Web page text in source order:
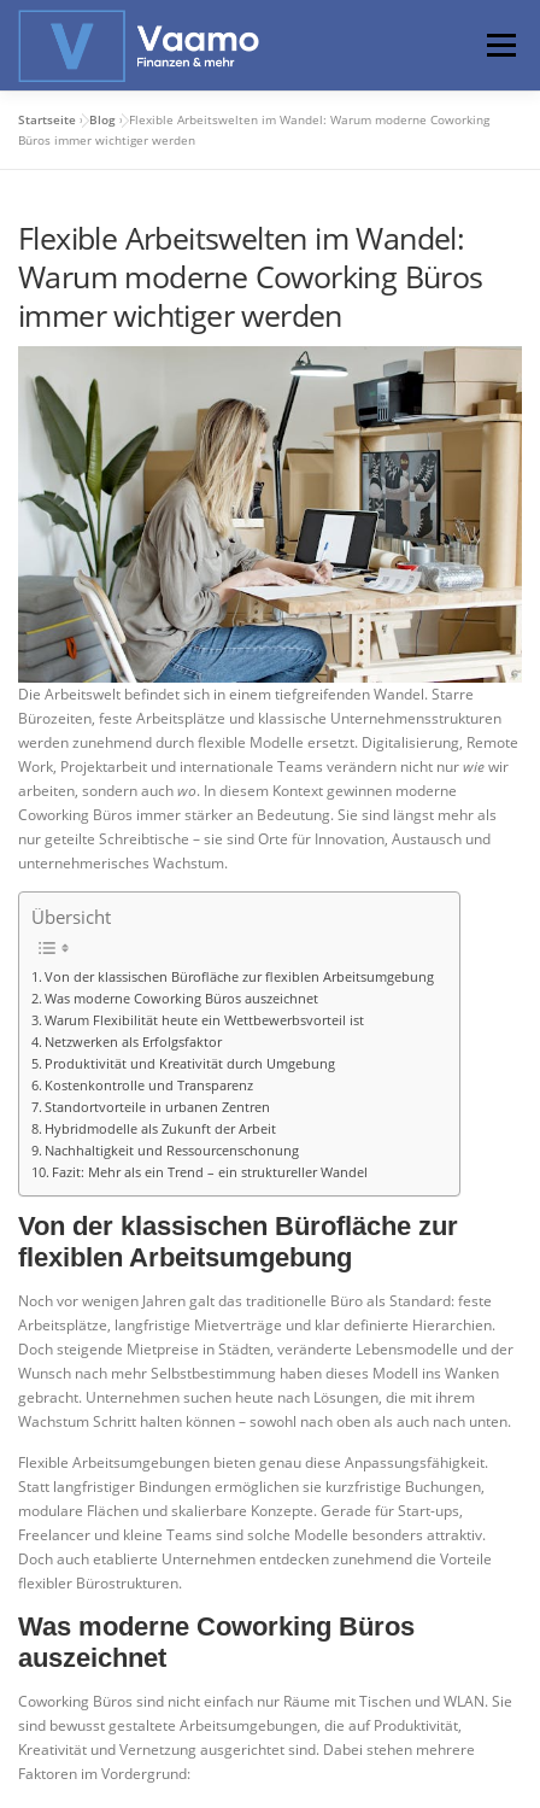
Zum
Menü
ABOUT ONLINE-RECHNER
PROFIWISSEN ALTERSVORSORGE
PRIVATIER WERDEN
Startseite »Blog »Flexible Arbeitswelten im Wandel: Warum moderne Coworking
Büros immer wichtiger werden
Flexible Arbeitswelten im Wandel:
Warum moderne Coworking Büros
immer wichtiger werden
Die Arbeitswelt befindet sich in einem tiefgreifenden Wandel. Starre
Bürozeiten, feste Arbeitsplätze und klassische Unternehmensstrukturen
werden zunehmend durch flexible Modelle ersetzt. Digitalisierung, Remote
Work, Projektarbeit und internationale Teams verändern nicht nurwiewir
arbeiten, sondern auchwo. In diesem Kontext gewinnen moderne
Coworking Büros immer stärker an Bedeutung. Sie sind längst mehr als
nur geteilte Schreibtische – sie sind Orte für Innovation, Austausch und
unternehmerisches Wachstum.
Übersicht
Von der klassischen Bürofläche zur flexiblen Arbeitsumgebung
Was moderne Coworking Büros auszeichnet
Warum Flexibilität heute ein Wettbewerbsvorteil ist
Netzwerken als Erfolgsfaktor
Produktivität und Kreativität durch Umgebung
Kostenkontrolle und Transparenz
Standortvorteile in urbanen Zentren
Hybridmodelle als Zukunft der Arbeit
Nachhaltigkeit und Ressourcenschonung
Fazit: Mehr als ein Trend – ein struktureller Wandel
Von der klassischen Bürofläche zur
flexiblen Arbeitsumgebung
Noch vor wenigen Jahren galt das traditionelle Büro als Standard: feste
Arbeitsplätze, langfristige Mietverträge und klar definierte Hierarchien.
Doch steigende Mietpreise in Städten, veränderte Lebensmodelle und der
Wunsch nach mehr Selbstbestimmung haben dieses Modell ins Wanken
gebracht. Unternehmen suchen heute nach Lösungen, die mit ihrem
Wachstum Schritt halten können – sowohl nach oben als auch nach unten.
Flexible Arbeitsumgebungen bieten genau diese Anpassungsfähigkeit.
Statt langfristiger Bindungen ermöglichen sie kurzfristige Buchungen,
modulare Flächen und skalierbare Konzepte. Gerade für Start-ups,
Freelancer und kleine Teams sind solche Modelle besonders attraktiv.
Doch auch etablierte Unternehmen entdecken zunehmend die Vorteile
flexibler Bürostrukturen.
Was moderne Coworking Büros
auszeichnet
Coworking Büros sind nicht einfach nur Räume mit Tischen und WLAN. Sie
sind bewusst gestaltete Arbeitsumgebungen, die auf Produktivität,
Kreativität und Vernetzung ausgerichtet sind. Dabei stehen mehrere
Faktoren im Vordergrund: